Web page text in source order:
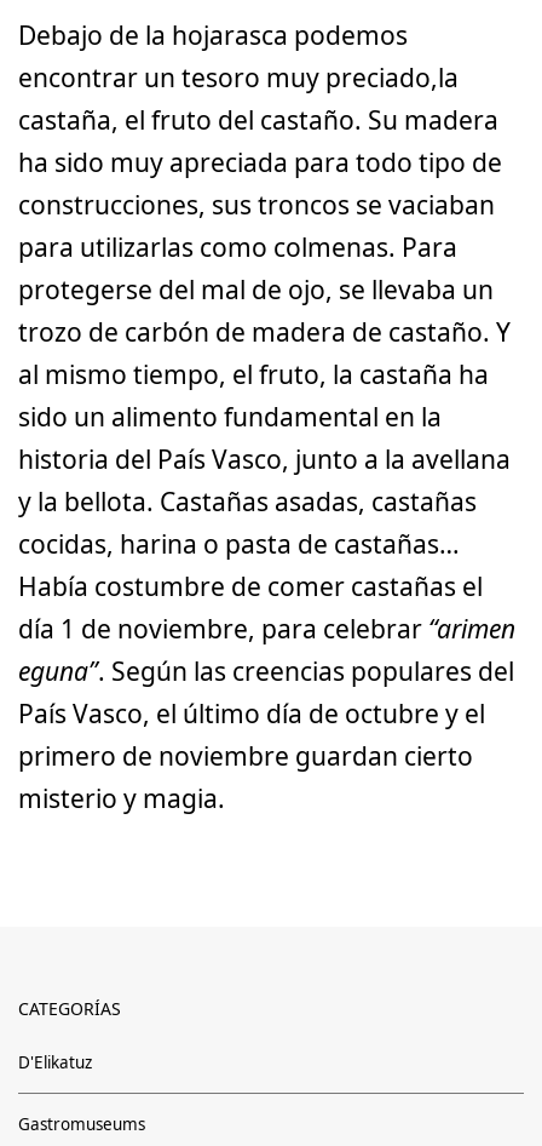
Debajo de la hojarasca podemos
encontrar un tesoro muy preciado,la
castaña, el fruto del castaño. Su madera
ha sido muy apreciada para todo tipo de
construcciones, sus troncos se vaciaban
para utilizarlas como colmenas. Para
protegerse del mal de ojo, se llevaba un
trozo de carbón de madera de castaño. Y
al mismo tiempo, el fruto, la castaña ha
sido un alimento fundamental en la
historia del País Vasco, junto a la avellana
y la bellota. Castañas asadas, castañas
cocidas, harina o pasta de castañas…
Había costumbre de comer castañas el
día 1 de noviembre, para celebrar “arimen
eguna”. Según las creencias populares del
País Vasco, el último día de octubre y el
primero de noviembre guardan cierto
misterio y magia.
CATEGORÍAS
D'Elikatuz
Gastromuseums